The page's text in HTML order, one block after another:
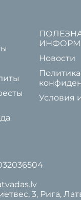
Новости
Политика
Условия
3, Рига,